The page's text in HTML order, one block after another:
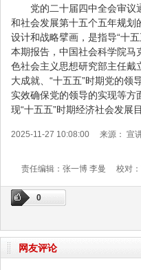
党的二十届四中全会审议
和社会发展第十五个五年规划
设计和战略擘画，是指导“十
本期报告，中国社会科学院马
色社会主义思想研究部主任戴
大成就、“十五五”时期党的领
实效确保党的领导的实现等
现“十五五”时期经济社会发展
2025-11-27 10:08:00 来源： 宣
校对
责任编辑：张一博 李曼
0
网友评论